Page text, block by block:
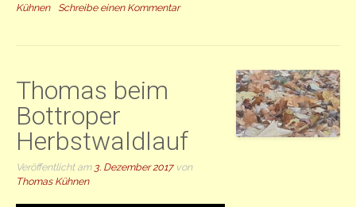
Kühnen
Schreibe einen Kommentar
Thomas beim
Bottroper
Herbstwaldlauf
Veröffentlicht am 3. Dezember 2017von
Thomas Kühnen